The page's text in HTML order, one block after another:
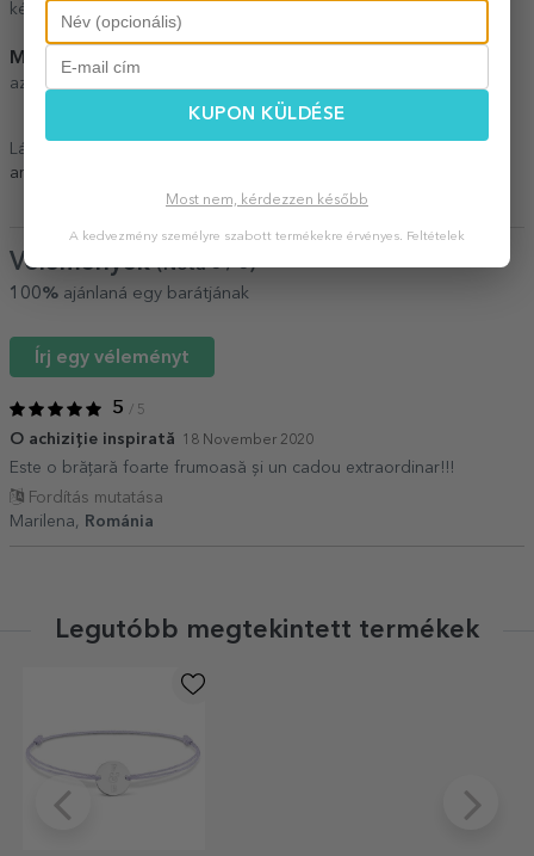
készült fekete borítékban csomagoljuk.
Minőség és megfelelőség
az ANPC ellenőrzi és tanúsítja.
Lásd még más
arany és ezüst karkötők
Vélemények(Notă5/ 5)
100% ajánlaná egy barátjának
Írj egy véleményt
5 / 5
O achiziție inspirată 18 November 2020
Este o brățară foarte frumoasă și un cadou extraordinar!!!
Fordítás mutatása
Marilena,
Románia
Legutóbb megtekintett termékek
KUPON KÜLDÉSE
Most nem, kérdezzen később
A kedvezmény személyre szabott termékekre érvényes. Feltételek